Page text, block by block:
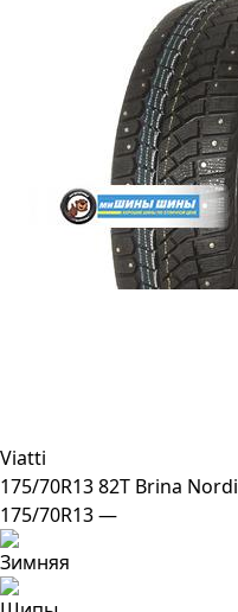
Viatti
175/70R13 82T Brina
175/70R13 —